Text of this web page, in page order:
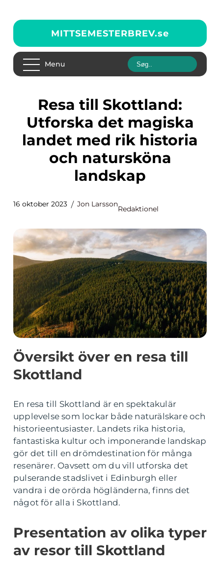
MITTSEMESTERBREV.se
Menu
Resa till Skottland:
Utforska det magiska
landet med rik historia
och natursköna
landskap
16 oktober 2023 Jon Larsson
Redaktionel
Översikt över en resa till
Skottland
En resa till Skottland är en spektakulär
upplevelse som lockar både naturälskare och
historieentusiaster. Landets rika historia,
fantastiska kultur och imponerande landskap
gör det till en drömdestination för många
resenärer. Oavsett om du vill utforska det
pulserande stadslivet i Edinburgh eller
vandra i de orörda högländerna, finns det
något för alla i Skottland.
Presentation av olika typer
av resor till Skottland